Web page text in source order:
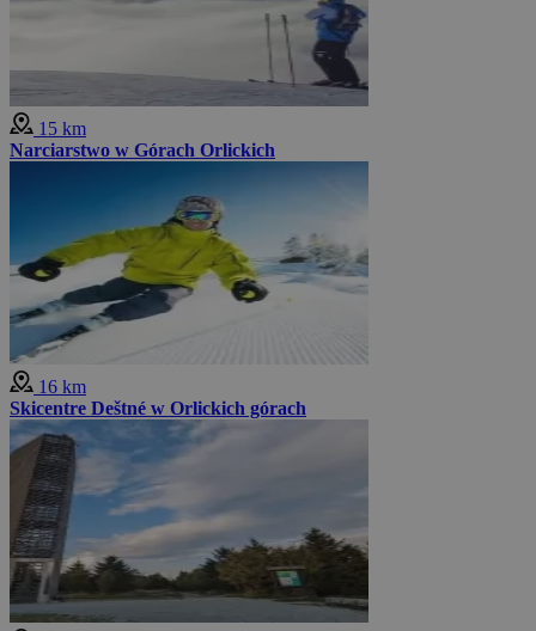
15 km
Narciarstwo w Górach Orlickich
16 km
Skicentre Deštné w Orlickich górach